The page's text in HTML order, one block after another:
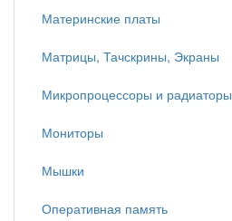
Материнские платы
Матрицы, Тачскрины, Экраны
Микропроцессоры и радиаторы
Мониторы
Мышки
Оперативная память